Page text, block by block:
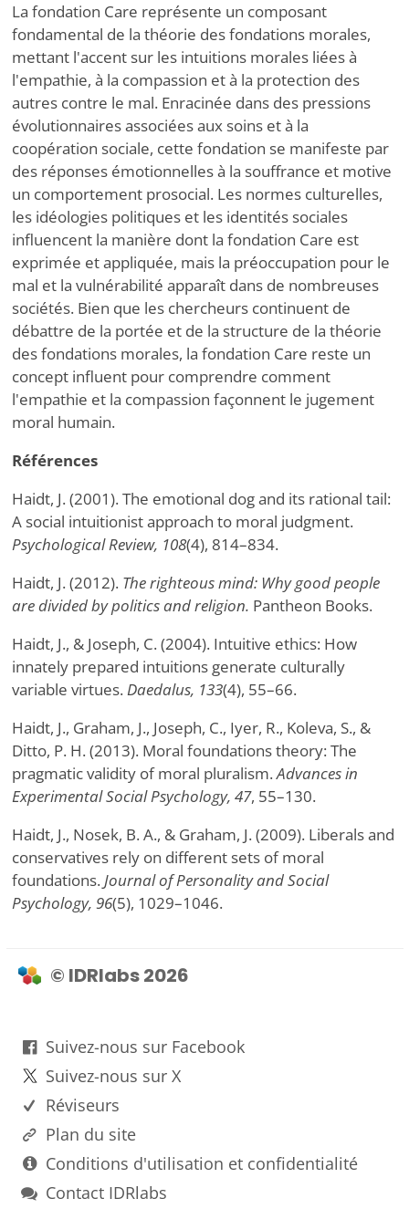
La fondation Care représente un composant
fondamental de la théorie des fondations morales,
mettant l'accent sur les intuitions morales liées à
l'empathie, à la compassion et à la protection des
autres contre le mal. Enracinée dans des pressions
évolutionnaires associées aux soins et à la
coopération sociale, cette fondation se manifeste par
des réponses émotionnelles à la souffrance et motive
un comportement prosocial. Les normes culturelles,
les idéologies politiques et les identités sociales
influencent la manière dont la fondation Care est
exprimée et appliquée, mais la préoccupation pour le
mal et la vulnérabilité apparaît dans de nombreuses
sociétés. Bien que les chercheurs continuent de
débattre de la portée et de la structure de la théorie
des fondations morales, la fondation Care reste un
concept influent pour comprendre comment
l'empathie et la compassion façonnent le jugement
moral humain.
Références
Haidt, J. (2001). The emotional dog and its rational tail:
A social intuitionist approach to moral judgment.
Psychological Review, 108(4), 814–834.
Haidt, J. (2012). The righteous mind: Why good people
are divided by politics and religion. Pantheon Books.
Haidt, J., & Joseph, C. (2004). Intuitive ethics: How
innately prepared intuitions generate culturally
variable virtues. Daedalus, 133(4), 55–66.
Haidt, J., Graham, J., Joseph, C., Iyer, R., Koleva, S., &
Ditto, P. H. (2013). Moral foundations theory: The
pragmatic validity of moral pluralism.Advances in
Experimental Social Psychology, 47, 55–130.
Haidt, J., Nosek, B. A., & Graham, J. (2009). Liberals and
conservatives rely on different sets of moral
foundations. Journal of Personality and Social
Psychology, 96(5), 1029–1046.
© IDRlabs 2026
Suivez-nous sur Facebook
Suivez-nous sur X
Réviseurs
Plan du site
Conditions d'utilisation et confidentialité
Contact IDRlabs